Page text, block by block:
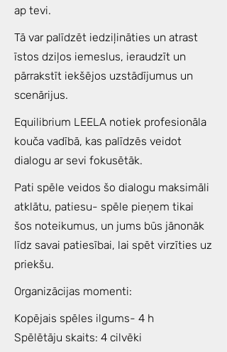
ap tevi.
Tā var palīdzēt iedziļināties un atrast
īstos dziļos iemeslus, ieraudzīt un
pārrakstīt iekšējos uzstādījumus un
scenārijus.
Equilibrium LEELA notiek profesionāla
kouča vadībā, kas palīdzēs veidot
dialogu ar sevi fokusētāk.
Pati spēle veidos šo dialogu maksimāli
atklātu, patiesu- spēle pieņem tikai
šos noteikumus, un jums būs jānonāk
līdz savai patiesībai, lai spēt virzīties uz
priekšu.
Organizācijas momenti:
Kopējais spēles ilgums- 4 h
Spēlētāju skaits: 4 cilvēki